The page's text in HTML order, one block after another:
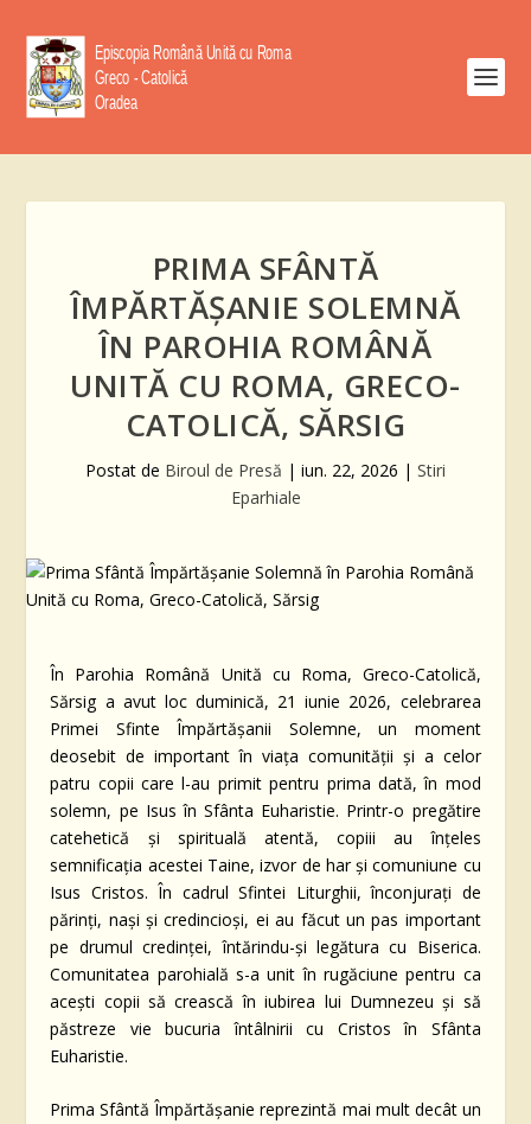
PRIMA SFÂNTĂ
ÎMPĂRTĂȘANIE SOLEMNĂ
ÎN PAROHIA ROMÂNĂ
UNITĂ CU ROMA, GRECO-
CATOLICĂ, SĂRSIG
Postat de Biroul de Presă | iun. 22, 2026 | Stiri
Eparhiale
În Parohia Română Unită cu Roma, Greco-Catolică,
Sărsig a avut loc duminică, 21 iunie 2026, celebrarea
Primei Sfinte Împărtășanii Solemne, un moment
deosebit de important în viața comunității și a celor
patru copii care l-au primit pentru prima dată, în mod
solemn, pe Isus în Sfânta Euharistie. Printr-o pregătire
catehetică și spirituală atentă, copiii au înțeles
semnificația acestei Taine, izvor de har și comuniune cu
Isus Cristos. În cadrul Sfintei Liturghii, înconjurați de
părinți, nași și credincioși, ei au făcut un pas important
pe drumul credinței, întărindu-și legătura cu Biserica.
Comunitatea parohială s-a unit în rugăciune pentru ca
acești copii să crească în iubirea lui Dumnezeu și să
păstreze vie bucuria întâlnirii cu Cristos în Sfânta
Euharistie.
Prima Sfântă Împărtășanie reprezintă mai mult decât un